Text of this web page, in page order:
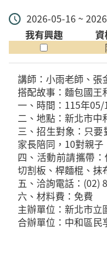
2026-05-16 ~
我有興趣
講師：小雨老師、張
搭配故事：麵包國王
一、時間：115年
二、地點：新北市中
三、招生對象：只
家長陪同，10對親子
四、活動前請攜帶
切割板、桿麵棍、抹
五、洽詢電話：(02)
六、材料費：免費
主辦單位：新北市立
合辦單位：中和區民